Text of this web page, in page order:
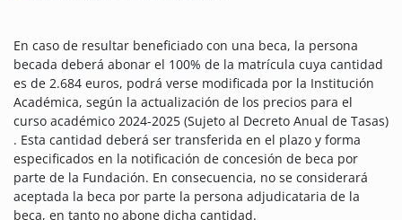
En caso de resultar beneficiado con una beca, la persona
becada deberá abonar el 100% de la matrícula cuya cantidad
es de 2.684 euros, podrá verse modificada por la Institución
Académica, según la actualización de los precios para el
curso académico 2024-2025 (Sujeto al Decreto Anual de Tasas)
. Esta cantidad deberá ser transferida en el plazo y forma
especificados en la notificación de concesión de beca por
parte de la Fundación. En consecuencia, no se considerará
aceptada la beca por parte la persona adjudicataria de la
beca, en tanto no abone dicha cantidad.